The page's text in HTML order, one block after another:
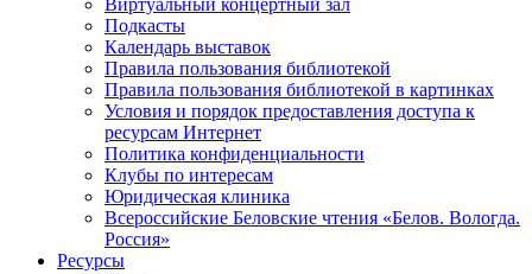
Виртуальный концертный зал
Подкасты
Календарь выставок
Правила пользования библиотекой
Правила пользования библиотекой в картинках
Условия и порядок предоставления доступа к
ресурсам Интернет
Политика конфиденциальности
Клубы по интересам
Юридическая клиника
Всероссийские Беловские чтения «Белов. Вологда.
Россия»
Ресурсы